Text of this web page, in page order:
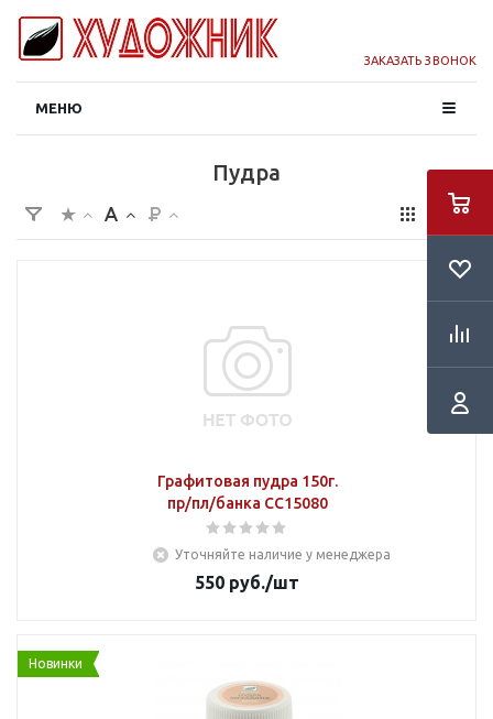
ЗАКАЗАТЬ ЗВОНОК
МЕНЮ
Пудра
Графитовая пудра 150г.
пр/пл/банка СС15080
Уточняйте наличие у менеджера
550 руб./шт
Новинки